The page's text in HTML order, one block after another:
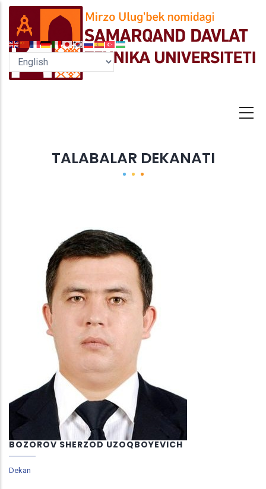
Skip
main
content
TALABALAR DEKANATI
BOZOROV SHERZOD UZOQBOYEVICH
Dekan